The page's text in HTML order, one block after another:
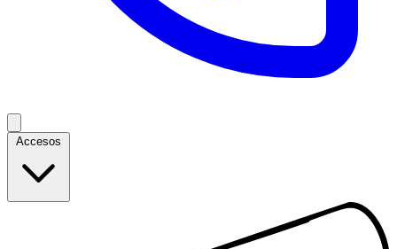
Accesos